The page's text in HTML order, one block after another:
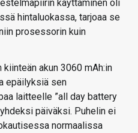
käyttäminen oli
hintaluokassa, tarjoaa se
prosessorin kuin
akun 3060 mAh:in
epäilyksiä sen
laitteelle ”all day battery
päiväksi. Puhelin ei
normaalissa